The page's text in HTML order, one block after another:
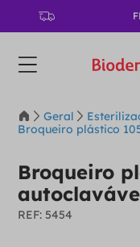
Geral
Broqueiro plástico
Broqueiro
:5454